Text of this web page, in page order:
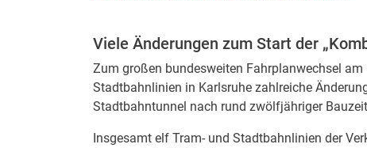
Viele Änderungen zum Start der
Zum großen bundesweiten Fahrplanwechsel
Stadtbahnlinien in Karlsruhe zahlreiche
Stadtbahntunnel nach rund zwölfjähriger
Insgesamt elf Tram- und Stadtbahnlinien der